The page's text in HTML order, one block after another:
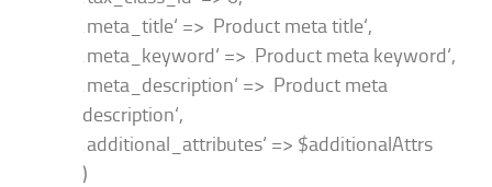
‚meta_title‘ => ‚Product meta title‘,
‚meta_keyword‘ => ‚Product meta keyword‘,
‚meta_description‘ => ‚Product meta
description‘,
‚additional_attributes‘ => $additionalAttrs
)